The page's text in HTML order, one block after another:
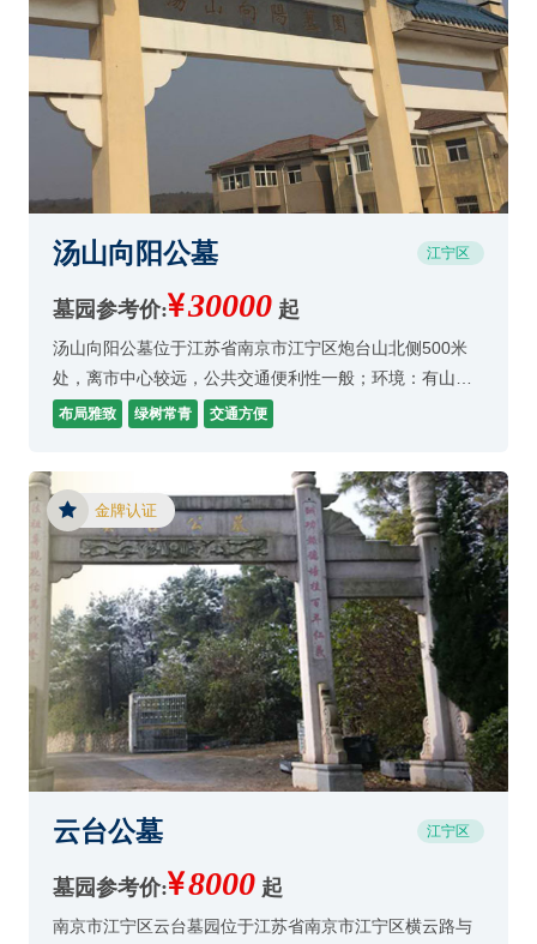
汤山向阳公墓 江宁区
墓园参考价: 30000 起
汤山向阳公墓位于江苏省南京市江宁区炮台山北侧500米
处，离市中心较远，公共交通便利性一般；环境：有山有
水，自然风光好，停车场开阔；服务：工作人员服务热
布局雅致 绿树常青 交通方便
金牌认证
云台公墓 江宁区
墓园参考价: 8000 起
南京市江宁区云台墓园位于江苏省南京市江宁区横云路与